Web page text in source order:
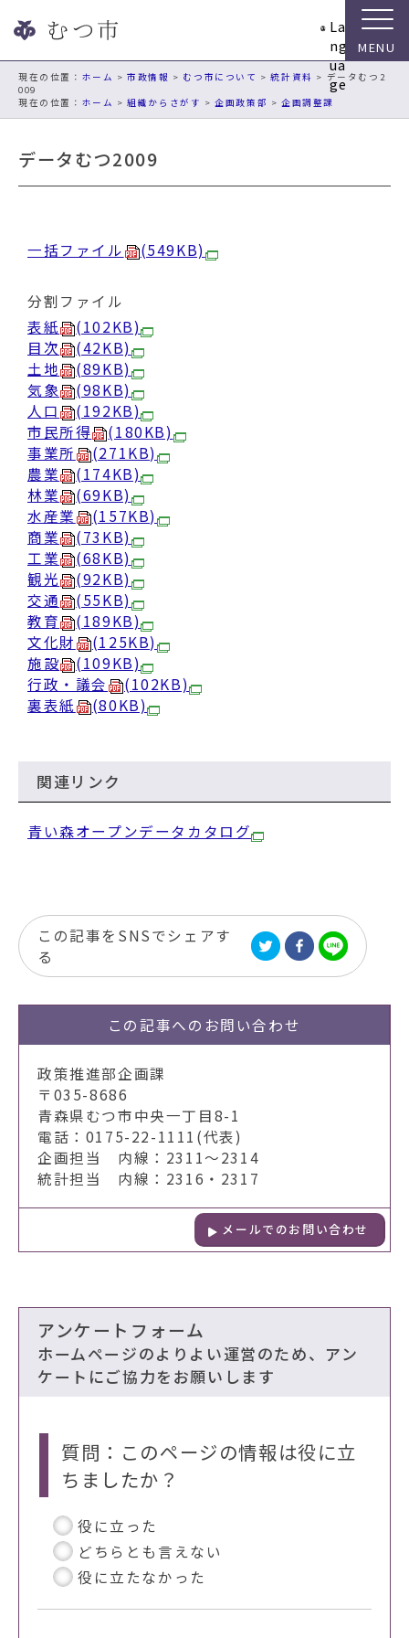
ビ
ョ
La
ng
ua
ge
現在の位置： ホーム >市政情報 > むつ市について >統計資料 > データむつ2
009
ホーム >組織からさがす >企画政策部 >企画調整課
データむつ2009
一括ファイル (549KB)
分割ファイル
表紙
(102KB)
目次
(42KB)
土地
(89KB)
気象
(98KB)
人口
(192KB)
市民所得
(180KB)
事業所
(271KB)
農業
(174KB)
林業
(69KB)
水産業
(157KB)
商業
(73KB)
工業
(68KB)
観光
(92KB)
交通
(55KB)
教育
(189KB)
文化財
(125KB)
施設
(109KB)
行政・議会
(102KB)
裏表紙
(80KB)
関連リンク
青い森オープンデータカタログ
この記事をSNSでシェアす
る
この記事への お問い合わせ
政策推進部企画課
〒035-8686
青森県むつ市中央一丁目8-1
電話：0175-22-1111(代表)
企画担当 内線：2311～2314
統計担当 内線：2316・2317
メールでのお問い合わせ
アンケートフォーム
ホームページのよりよい運営のため、アン
ケートにご協力をお願いします
質問：このページの情報は役に立
ちましたか？
役に立った
どちらとも言えない
役に立たなかった